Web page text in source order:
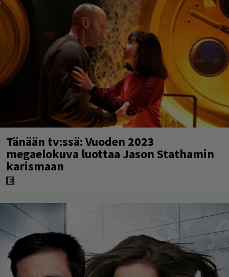
Tänään tv:ssä: Vuoden 2023
megaelokuva luottaa Jason Stathamin
karismaan